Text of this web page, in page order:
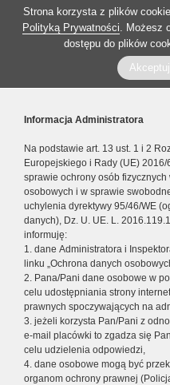
Strona korzysta z plików
Polityką Prywatności. Możesz
dostępu do plików
Informacja Administratora
Na podstawie art. 13 ust. 1 i 2
Europejskiego i Rady (UE)
sprawie ochrony osób
osobowych i w sprawie
uchylenia dyrektywy 95/46/WE
danych), Dz. U. UE. L.
informuję:
1. dane Administratora i
linku „Ochrona danych
2. Pana/Pani dane osobowe w
celu udostępniania strony
prawnych spoczywających na
3. jeżeli korzysta Pan/Pani z
e-mail placówki to zgadza się
celu udzielenia odpowiedzi,
4. dane osobowe mogą być
organom ochrony prawnej